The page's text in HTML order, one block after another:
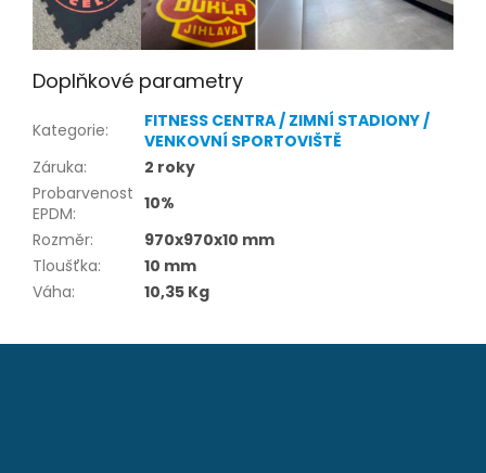
Doplňkové parametry
Kategorie:
FITNESS CENTRA / ZIMNÍ STADIONY /
VENKOVNÍ SPORTOVIŠTĚ
Záruka:
2 roky
Probarvenost
EPDM:
10%
Rozměr:
970x970x10 mm
Tloušťka:
10 mm
Váha: 10,35 Kg